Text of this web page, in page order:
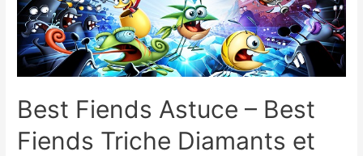
Best Fiends Astuce – Best
Fiends Triche Diamants et